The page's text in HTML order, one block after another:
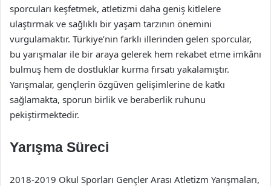
sporcuları keşfetmek, atletizmi daha geniş kitlelere
ulaştırmak ve sağlıklı bir yaşam tarzının önemini
vurgulamaktır. Türkiye’nin farklı illerinden gelen sporcular,
bu yarışmalar ile bir araya gelerek hem rekabet etme imkânı
bulmuş hem de dostluklar kurma fırsatı yakalamıştır.
Yarışmalar, gençlerin özgüven gelişimlerine de katkı
sağlamakta, sporun birlik ve beraberlik ruhunu
pekiştirmektedir.
Yarışma Süreci
2018-2019 Okul Sporları Gençler Arası Atletizm Yarışmaları,